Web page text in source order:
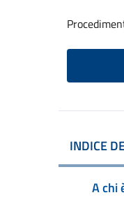
INDICE
A chi